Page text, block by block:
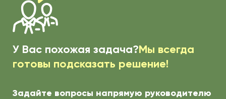
У Вас похожая задача?Мы всегда
готовы подсказать решение!
Задайте вопросы напрямую руководителю